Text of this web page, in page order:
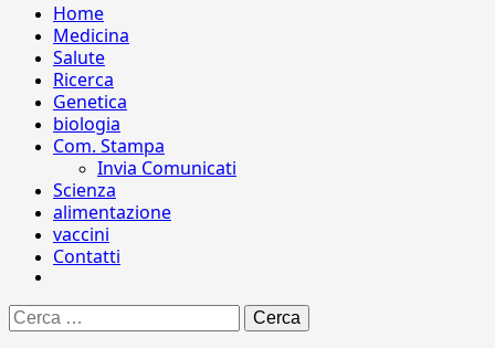
Home
Medicina
Salute
Ricerca
Genetica
biologia
Com. Stampa
Invia Comunicati
Scienza
alimentazione
vaccini
Contatti
Ricerca
per: